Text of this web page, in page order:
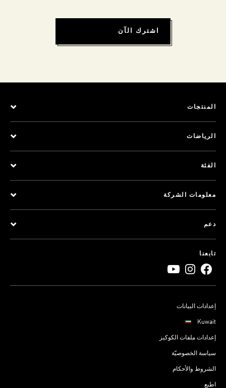
اشترك الآن
المنتجات
الرياضات
الفئة
معلومات الشركة
دعم
تابعنا
إعدادات البيانات
Kuwait
إعدادات ملفات الكوكيز
سياسة الخصوصيّة
الشروط والأحكام
اطبع